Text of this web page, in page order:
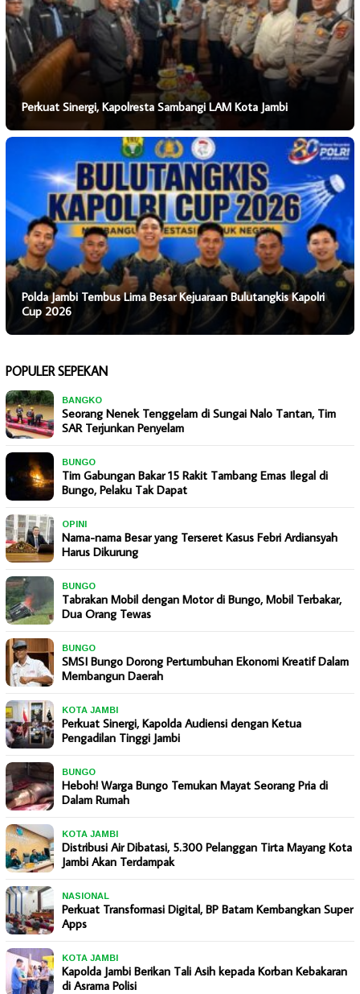
Perkuat Sinergi, Kapolresta Sambangi LAM Kota Jambi
Polda Jambi Tembus Lima Besar Kejuaraan Bulutangkis Kapolri
Cup 2026
POPULER SEPEKAN
BANGKO
Seorang Nenek Tenggelam di Sungai Nalo Tantan, Tim
SAR Terjunkan Penyelam
BUNGO
Tim Gabungan Bakar 15 Rakit Tambang Emas Ilegal di
Bungo, Pelaku Tak Dapat
OPINI
Nama-nama Besar yang Terseret Kasus Febri Ardiansyah
Harus Dikurung
BUNGO
Tabrakan Mobil dengan Motor di Bungo, Mobil Terbakar,
Dua Orang Tewas
BUNGO
SMSI Bungo Dorong Pertumbuhan Ekonomi Kreatif Dalam
Membangun Daerah
KOTA JAMBI
Perkuat Sinergi, Kapolda Audiensi dengan Ketua
Pengadilan Tinggi Jambi
BUNGO
Heboh! Warga Bungo Temukan Mayat Seorang Pria di
Dalam Rumah
KOTA JAMBI
Distribusi Air Dibatasi, 5.300 Pelanggan Tirta Mayang Kota
Jambi Akan Terdampak
NASIONAL
Perkuat Transformasi Digital, BP Batam Kembangkan Super
Apps
KOTA JAMBI
Kapolda Jambi Berikan Tali Asih kepada Korban Kebakaran
di Asrama Polisi